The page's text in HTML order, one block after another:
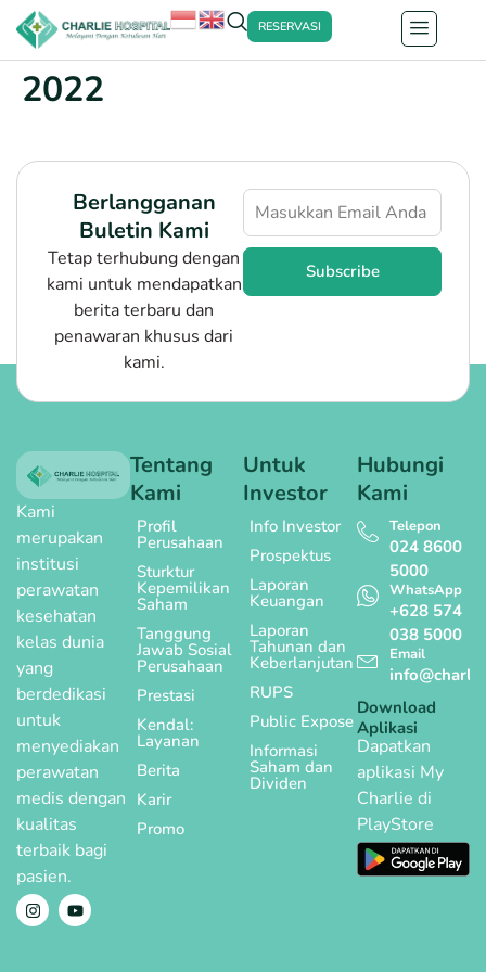
RESERVASI
2022
Berlangganan
Buletin Kami
Tetap terhubung dengan
kami untuk mendapatkan
berita terbaru dan
penawaran khusus dari
kami.
Subscribe
Kami
merupakan
institusi
perawatan
kesehatan
kelas dunia
yang
berdedikasi
untuk
menyediakan
perawatan
medis dengan
kualitas
terbaik bagi
pasien.
Tentang
Kami
Profil
Perusahaan
Sturktur
Kepemilikan
Saham
Tanggung
Jawab Sosial
Perusahaan
Prestasi
Kendal:
Layanan
Berita
Karir
Promo
Untuk
Investor
Info Investor
Prospektus
Laporan
Keuangan
Laporan
Tahunan dan
Keberlanjutan
RUPS
Public Expose
Informasi
Saham dan
Dividen
Hubungi
Kami
Telepon
024 8600
5000
WhatsApp
+628 574
038 5000
Email
Download
Aplikasi
Dapatkan
aplikasi My
Charlie di
PlayStore